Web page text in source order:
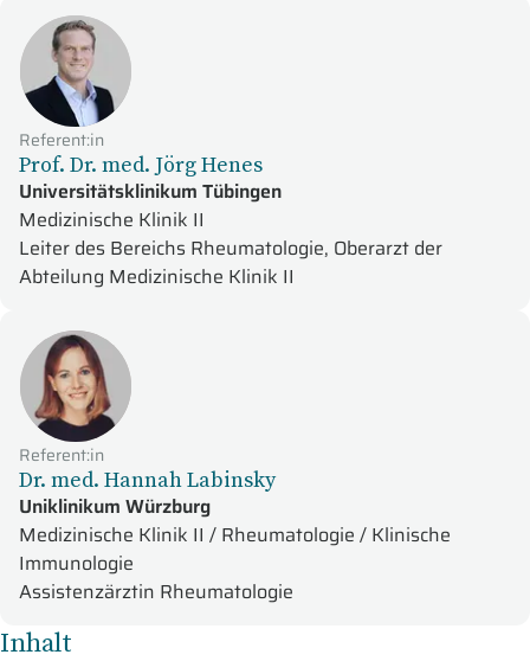
Referent:in
Prof. Dr. med. Jörg Henes
Universitätsklinikum Tübingen
Medizinische Klinik II
Leiter des Bereichs Rheumatologie, Oberarzt der
Abteilung Medizinische Klinik II
Referent:in
Dr. med. Hannah Labinsky
Uniklinikum Würzburg
Medizinische Klinik II / Rheumatologie / Klinische
Immunologie
Assistenzärztin Rheumatologie
Inhalt